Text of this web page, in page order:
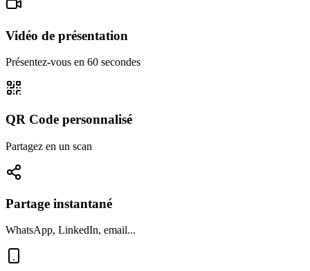
Vidéo de présentation
Présentez-vous en 60 secondes
QR Code personnalisé
Partagez en un scan
Partage instantané
WhatsApp, LinkedIn, email...